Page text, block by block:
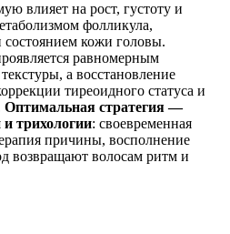
влияет на рост, густоту и
фолликула,
состоянием кожи головы.
равномерным
а восстановление
тиреоидного статуса и
Оптимальная стратегия —
и трихологии: своевременная
причины, восполнение
возвращают волосам ритм и